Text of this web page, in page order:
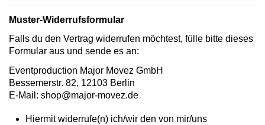
Muster-Widerrufsformular
Falls du den Vertrag widerrufen möchtest, fülle bitte dieses
Formular aus und sende es an:
Eventproduction Major Movez GmbH
Bessemerstr. 82, 12103 Berlin
E-Mail: shop@major-movez.de
Hiermit widerrufe(n) ich/wir den von mir/uns